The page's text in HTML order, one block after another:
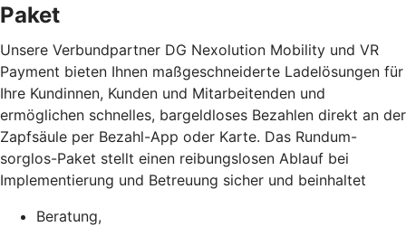
Paket
Unsere Verbundpartner DG Nexolution Mobility und VR
Payment bieten Ihnen maßgeschneiderte Ladelösungen für
Ihre Kundinnen, Kunden und Mitarbeitenden und
ermöglichen schnelles, bargeldloses Bezahlen direkt an der
Zapfsäule per Bezahl-App oder Karte. Das Rundum-
sorglos-Paket stellt einen reibungslosen Ablauf bei
Implementierung und Betreuung sicher und beinhaltet
Beratung,